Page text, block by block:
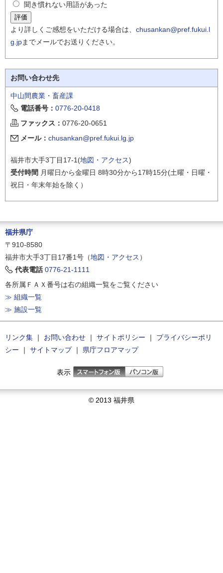
聞き慣れない用語があった
より詳しくご感想をいただける場合は、 chusankan@pref.fukui.l
g.jpまでメールでお送りください。
お問い合わせ先
中山間農業・畜産課
電話番号： 0776-20-0418
ファックス： 0776-20-0651
メール： chusankan@pref.fukui.lg.jp
福井市大手3丁目17-1(地図・アクセス)
受付時間 月曜日から金曜日 8時30分から17時15分(土曜・日曜・
祝日・年末年始を除く）
福井県庁
〒910-8580
福井市大手3丁目17番1号（地図・アクセス ）
代表電話 0776-21-1111
各所属ＦＡＸ番号は右の組織一覧をご覧ください
≫ 組織一覧
≫ 施設一覧
リンク集 ｜ お問い合わせ ｜ サイトポリシー ｜
プライバシーポリ
シー ｜ サイトマップ｜ 県庁フロアマップ
表示
© 2013 福井県